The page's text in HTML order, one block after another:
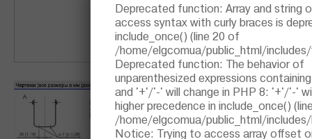
ПОВІДОМЛЕННЯ ПРО ПОМИЛКУ
Deprecated function: Array and string
access syntax with curly braces is
include_once() (line20 of
/home/elgcomua/public_html/
Deprecated function: The behavior of
unparenthesized expressions
and '+'/'-' will change in PHP 8: '+'/'-'
higher precedence ininclude_once()
/home/elgcomua/public_html/
Notice: Trying to access array offset
25 Вт +
подключения